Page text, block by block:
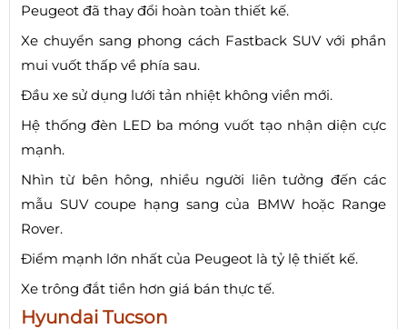
Peugeot đã thay đổi hoàn toàn thiết kế.
Xe chuyển sang phong cách Fastback SUV với phần
mui vuốt thấp về phía sau.
Đầu xe sử dụng lưới tản nhiệt không viền mới.
Hệ thống đèn LED ba móng vuốt tạo nhận diện cực
mạnh.
Nhìn từ bên hông, nhiều người liên tưởng đến các
mẫu SUV coupe hạng sang của BMW hoặc Range
Rover.
Điểm mạnh lớn nhất của Peugeot là tỷ lệ thiết kế.
Xe trông đắt tiền hơn giá bán thực tế.
Hyundai Tucson